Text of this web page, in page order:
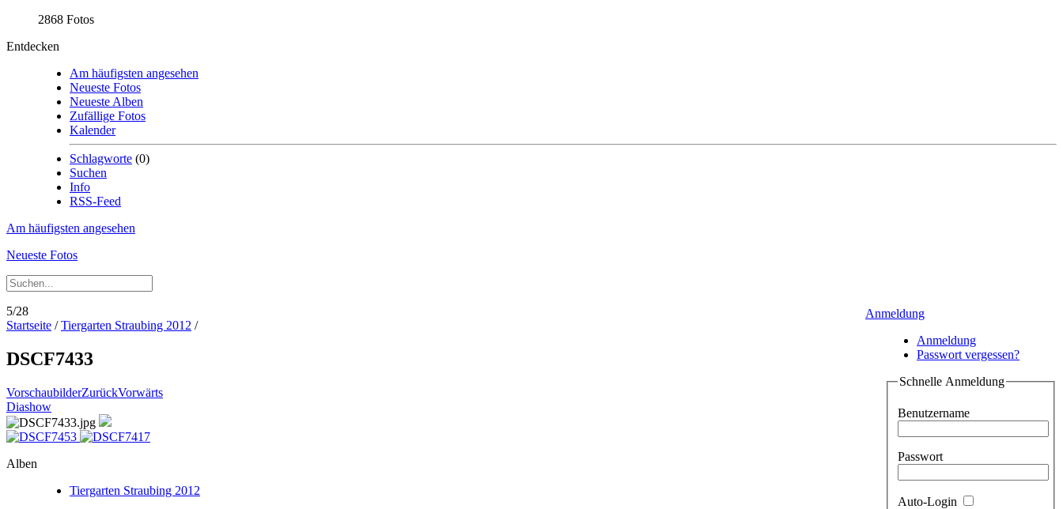
2868 Fotos
Entdecken
Am häufigsten angesehen
Neueste Fotos
Neueste Alben
Zufällige Fotos
Kalender
Schlagworte (0)
Suchen
Info
RSS-Feed
Am häufigsten angesehen
Neueste Fotos
Anmeldung
Anmeldung
Passwort vergessen?
Schnelle Anmeldung
Benutzername
Passwort
Auto-Login
5/28
Startseite /Tiergarten Straubing 2012 /
DSCF7433
VorschaubilderZurückVorwärts
Diashow
Alben
Tiergarten Straubing 2012